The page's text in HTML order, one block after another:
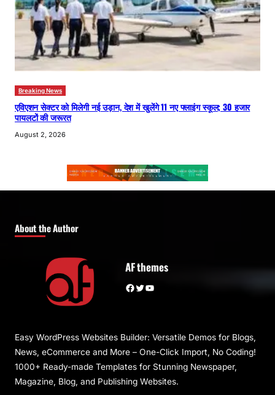
Breaking News
एविएशन सेक्टर को मिलेगी नई उड़ान, देश में खुलेंगे 11 नए फ्लाइंग स्कूल; 30 हजार
पायलटों की जरूरत
August 2, 2026
About the Author
AF themes
Facebook Twitter YouTube
Easy WordPress Websites Builder: Versatile Demos for Blogs,
News, eCommerce and More – One-Click Import, No Coding!
1000+ Ready-made Templates for Stunning Newspaper,
Magazine, Blog, and Publishing Websites.